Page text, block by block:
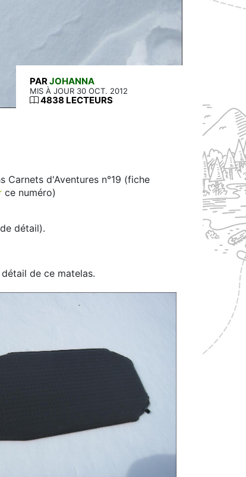
PARJOHANNA
MIS À JOUR 30 OCT. 2012
4838 LECTEURS
Carnets d'Aventures n°19 (fiche
ce numéro)
détail).
de ce matelas.